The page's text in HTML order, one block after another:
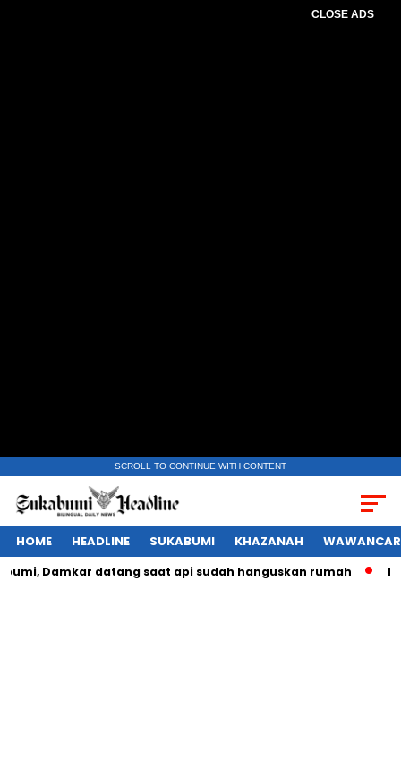
CLOSE ADS
SCROLL TO CONTINUE WITH CONTENT
HOME HEADLINE SUKABUMI KHAZANAH
datang saat api sudah hanguskan rumah Daftar 9 film